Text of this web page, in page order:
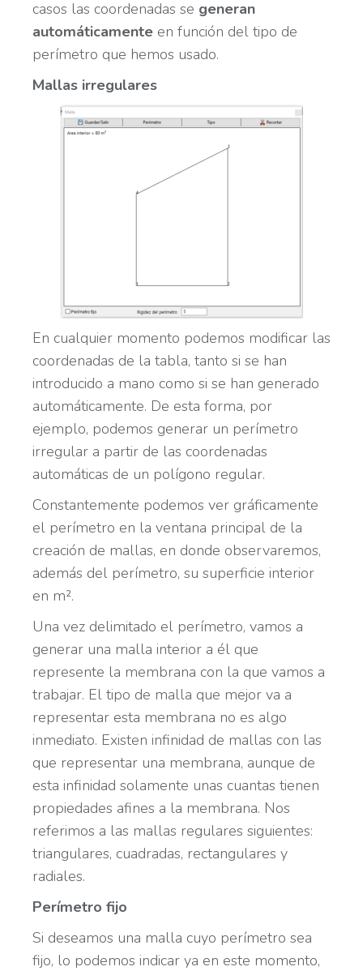
casos las coordenadas se generan
automáticamente en función del tipo de
perímetro que hemos usado.
Mallas irregulares
En cualquier momento podemos modificar las
coordenadas de la tabla, tanto si se han
introducido a mano como si se han generado
automáticamente. De esta forma, por
ejemplo, podemos generar un perímetro
irregular a partir de las coordenadas
automáticas de un polígono regular.
Constantemente podemos ver gráficamente
el perímetro en la ventana principal de la
creación de mallas, en donde observaremos,
además del perímetro, su superficie interior
en m².
Una vez delimitado el perímetro, vamos a
generar una malla interior a él que
represente la membrana con la que vamos a
trabajar. El tipo de malla que mejor va a
representar esta membrana no es algo
inmediato. Existen infinidad de mallas con las
que representar una membrana, aunque de
esta infinidad solamente unas cuantas tienen
propiedades afines a la membrana. Nos
referimos a las mallas regulares siguientes:
triangulares, cuadradas, rectangulares y
radiales.
Perímetro fijo
Si deseamos una malla cuyo perímetro sea
fijo, lo podemos indicar ya en este momento,